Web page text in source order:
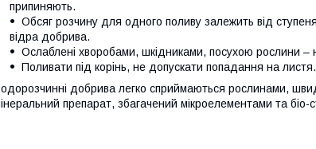
припиняють.
Обсяг розчину для одного поливу залежить від
відра добрива.
Ослаблені хворобами, шкідниками, посухою рослини –
Поливати під корінь, не допускати попадання на листя.
добрива легко сприймаються рослинами,
препарат, збагачений мікроелементами та біо-